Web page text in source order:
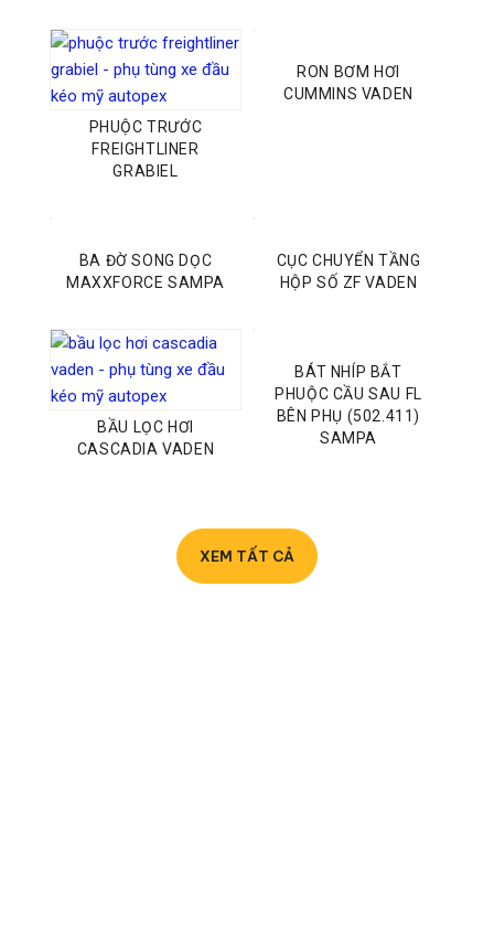
PHUỘC TRƯỚC
FREIGHTLINER
GRABIEL
RON BƠM HƠI
CUMMINS VADEN
BA ĐỜ SONG DỌC
MAXXFORCE SAMPA
CỤC CHUYỂN TẦNG
HỘP SỐ ZF VADEN
BẦU LỌC HƠI
CASCADIA VADEN
BÁT NHÍP BẮT
PHUỘC CẦU SAU FL
BÊN PHỤ (502.411)
SAMPA
XEM TẤT CẢ